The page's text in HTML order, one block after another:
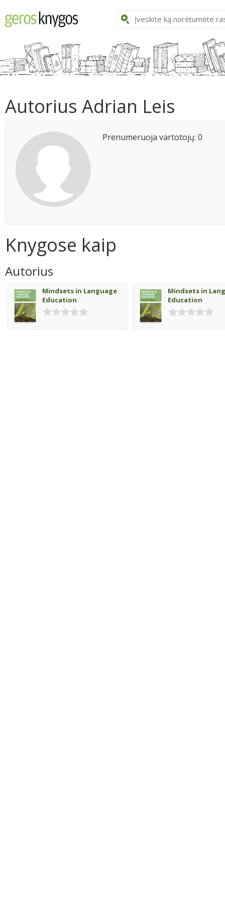
Autorius Adrian Leis
Prenumeruoja vartotojų: 0
Knygose kaip
Autorius
Mindsets in Language
Education
Mindsets in
Education